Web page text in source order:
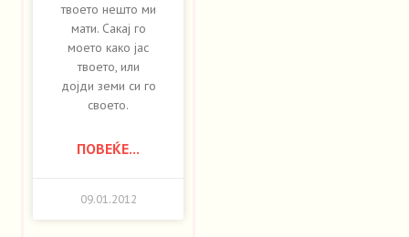
твоето нешто ми
мати. Сакај го
моето како јас
твоето, или
дојди земи си го
своето.
ПОВЕЌЕ...
09.01.2012